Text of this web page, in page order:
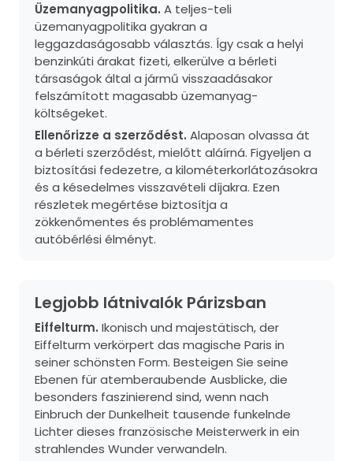
Üzemanyagpolitika. A teljes-teli
üzemanyagpolitika gyakran a
leggazdaságosabb választás. Így csak a helyi
benzinkúti árakat fizeti, elkerülve a bérleti
társaságok által a jármű visszaadásakor
felszámított magasabb üzemanyag-
költségeket.
Ellenőrizze a szerződést. Alaposan olvassa át
a bérleti szerződést, mielőtt aláírná. Figyeljen a
biztosítási fedezetre, a kilométerkorlátozásokra
és a késedelmes visszavételi díjakra. Ezen
részletek megértése biztosítja a
zökkenőmentes és problémamentes
autóbérlési élményt.
Legjobb látnivalók Párizsban
Eiffelturm. Ikonisch und majestätisch, der
Eiffelturm verkörpert das magische Paris in
seiner schönsten Form. Besteigen Sie seine
Ebenen für atemberaubende Ausblicke, die
besonders faszinierend sind, wenn nach
Einbruch der Dunkelheit tausende funkelnde
Lichter dieses französische Meisterwerk in ein
strahlendes Wunder verwandeln.